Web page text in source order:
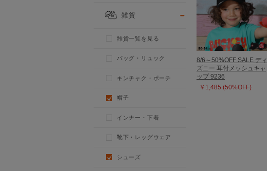
8/6～50%OFF SALE ディ
ズニー 耳付メッシュキャ
ップ 9236
￥1,485 (50%OFF)
雑貨
雑貨一覧を見る
バッグ・リュック
キンチャク・ポーチ
帽子
インナー・下着
靴下・レッグウェア
シューズ